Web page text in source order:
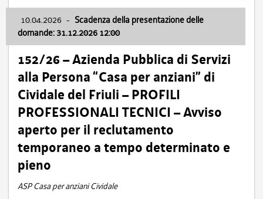
10.04.2026 - Scadenza della presentazione delle
domande: 31.12.2026 12:00
152/26 – Azienda Pubblica di Servizi
alla Persona “Casa per anziani” di
Cividale del Friuli – PROFILI
PROFESSIONALI TECNICI – Avviso
aperto per il reclutamento
temporaneo a tempo determinato e
pieno
ASP Casa per anziani Cividale